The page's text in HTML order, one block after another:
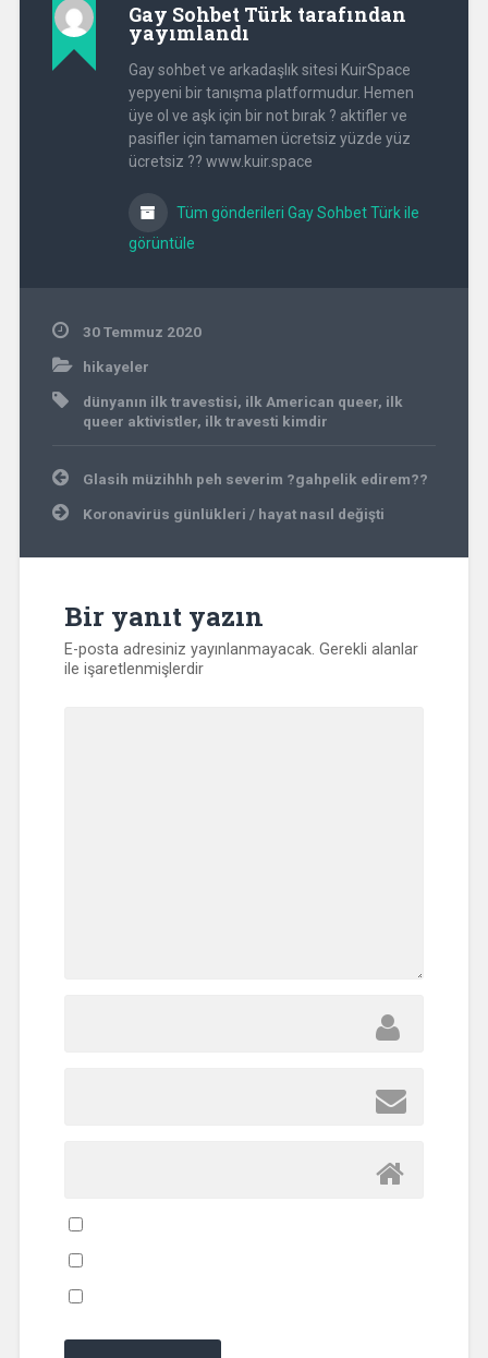
Gay Sohbet Türk tarafından
yayımlandı
Gay sohbet ve arkadaşlık sitesi KuirSpace
yepyeni bir tanışma platformudur. Hemen
üye ol ve aşk için bir not bırak ? aktifler ve
pasifler için tamamen ücretsiz yüzde yüz
ücretsiz ?? www.kuir.space
Tüm gönderileri Gay Sohbet Türk ile
görüntüle
30 Temmuz 2020
hikayeler
dünyanın ilk travestisi, ilk American queer, ilk
queer aktivistler, ilk travesti kimdir
Yazı
gezinmesi
Glasih müzihhh peh severim ?gahpelik edirem??
Koronavirüs günlükleri / hayat nasıl değişti
Bir yanıt yazın
E-posta adresiniz yayınlanmayacak. Gerekli alanlar
ile işaretlenmişlerdir